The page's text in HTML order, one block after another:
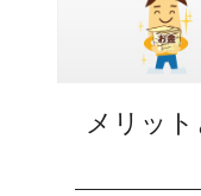
メリッ